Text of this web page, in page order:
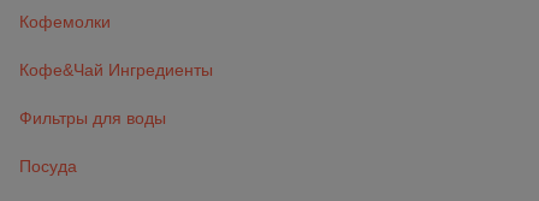
Кофемолки
Кофе&Чай Ингредиенты
Фильтры для воды
Посуда